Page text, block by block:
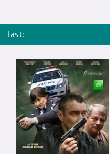
Last: